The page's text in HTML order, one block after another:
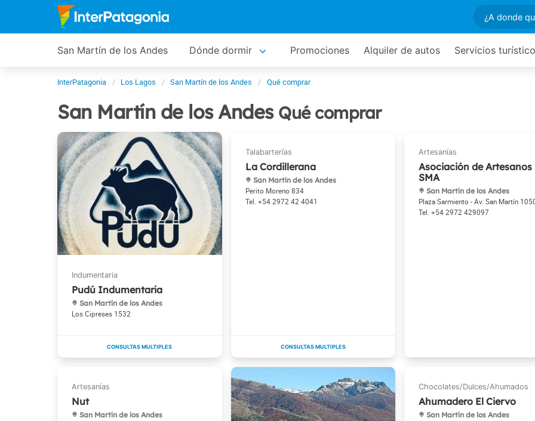
San Martín de los Andes Dónde dormir Promociones Alquiler de autos Servicios
InterPatagonia Los Lagos San Martín de los Andes Qué comprar
San Martín de los Andes Qué comprar
Pudú Indumentaria
San Martín de los Andes
Los Cipreses 1532
La Cordillerana
San Martín de los Andes
Perito Moreno 834
+54 2972 42 4041
Asociación de Artesanos
SMA
San Martín de los Andes
Plaza Sarmiento - Av. San Martín
+54 2972 429097
Nut
San Martín de los Andes
Ahumadero El Ciervo
San Martín de los Andes